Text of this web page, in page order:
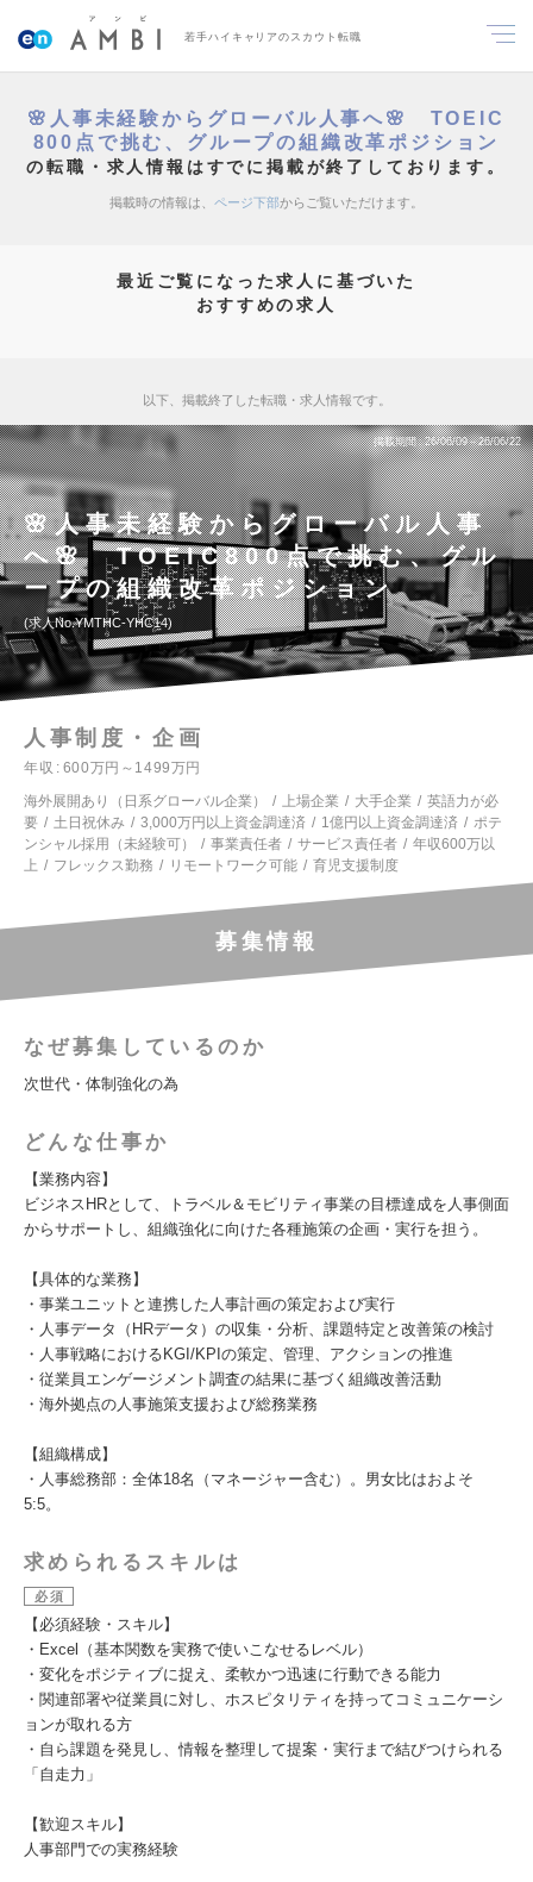
若手ハイキャリアのスカウト転職
🌸人事未経験からグローバル人事へ🌸 TOEIC
800点で挑む、グループの組織改革ポジション
の転職・求人情報はすでに掲載が終了しております。
掲載時の情報は、 ページ下部からご覧いただけます。
最近ご覧になった求人に基づいた
おすすめの求人
以下、掲載終了した転職・求人情報です。
掲載期間 26/06/09～26/06/22
🌸人事未経験からグローバル人事
へ🌸 TOEIC800点で挑む、グル
ープの組織改革ポジション
求人No.YMTHC-YHC14
人事制度・企画
年収
600万円～1499万円
海外展開あり（日系グローバル企業）
上場企業 大手企業
英語力が必
要
土日祝休み 3,000万円以上資金調達済 1億円以上資金調達済
ポテ
ンシャル採用（未経験可）
事業責任者 サービス責任者
年収600万以
上
フレックス勤務 リモートワーク可能 育児支援制度
募集情報
なぜ募集しているのか
次世代・体制強化の為
どんな仕事か
【業務内容】
ビジネスHRとして、トラベル＆モビリティ事業の目標達成を人事側面
からサポートし、組織強化に向けた各種施策の企画・実行を担う。
【具体的な業務】
・事業ユニットと連携した人事計画の策定および実行
・人事データ（HRデータ）の収集・分析、課題特定と改善策の検討
・人事戦略におけるKGI/KPIの策定、管理、アクションの推進
・従業員エンゲージメント調査の結果に基づく組織改善活動
・海外拠点の人事施策支援および総務業務
【組織構成】
・人事総務部：全体18名（マネージャー含む）。男女比はおよそ
5:5。
求められるスキルは
必須
【必須経験・スキル】
・Excel（基本関数を実務で使いこなせるレベル）
・変化をポジティブに捉え、柔軟かつ迅速に行動できる能力
・関連部署や従業員に対し、ホスピタリティを持ってコミュニケーシ
ョンが取れる方
・自ら課題を発見し、情報を整理して提案・実行まで結びつけられる
「自走力」
【歓迎スキル】
人事部門での実務経験